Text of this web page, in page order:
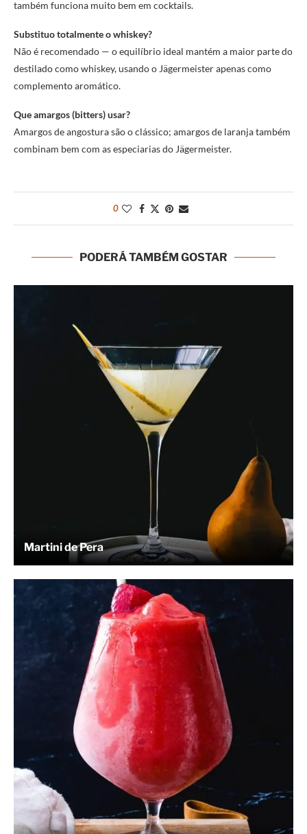
também funciona muito bem em cocktails.
Substituo totalmente o whiskey?
Não é recomendado — o equilíbrio ideal mantém a maior parte do
destilado como whiskey, usando o Jägermeister apenas como
complemento aromático.
Que amargos (bitters) usar?
Amargos de angostura são o clássico; amargos de laranja também
combinam bem com as especiarias do Jägermeister.
0
PODERÁ TAMBÉM GOSTAR
Martini de Pera